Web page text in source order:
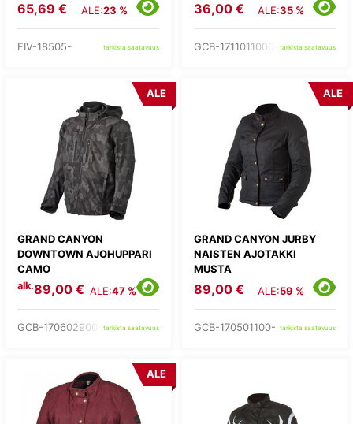
65,69 € ALE:23 %
FIV-18505- tarkista saatavuus
36,00 € ALE:35 %
GCB-1711011000- tarkista saatavuus
GRAND CANYON
DOWNTOWN AJOHUPPARI
CAMO
ALE
alk.89,00 € ALE:47 %
GCB-170602900- tarkista saatavuus
GRAND CANYON JURBY
NAISTEN AJOTAKKI
MUSTA
ALE
89,00 € ALE:59 %
GCB-170501100- tarkista saatavuus
ALE